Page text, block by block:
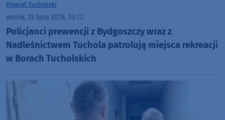
Powiat Tucholski
wtorek, 28 lipca 2026, 10:12
Policjanci prewencji z Bydgoszczy wraz z
Nadleśnictwem Tuchola patrolują miejsca rekreacji
w Borach Tucholskich